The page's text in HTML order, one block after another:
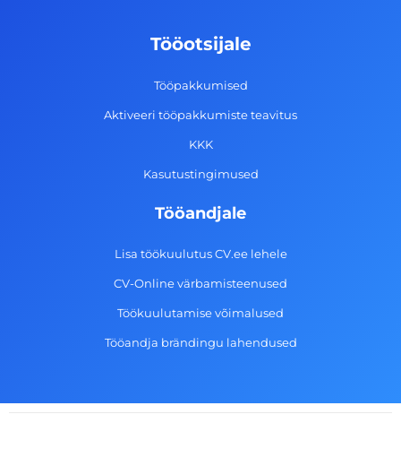
-
g
a
m
d
n
Tööotsijale
Tööpakkumised
Aktiveeri tööpakkumiste teavitus
KKK
Kasutustingimused
Tööandjale
Lisa töökuulutus CV.ee lehele
CV-Online värbamisteenused
Töökuulutamise võimalused
Tööandja brändingu lahendused